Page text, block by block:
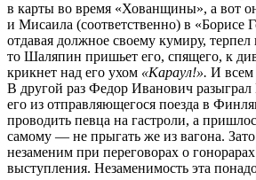
в карты во время «Хованщины», а вот
и Мисаила (соответственно) в «Борисе
отдавая должное своему кумиру,
то Шаляпин пришьет его, спящего, к
крикнет над его ухом «Караул!». И всем
В другой раз Федор Иванович
его из отправляющегося поезда в
проводить певца на гастроли, а
самому — не прыгать же из вагона.
незаменим при переговорах о
выступления. Незаменимость эта